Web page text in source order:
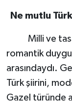
Ne mutlu
Milli ve
romantik
arasındaydı.
Türk şiirini,
Gazel türünde